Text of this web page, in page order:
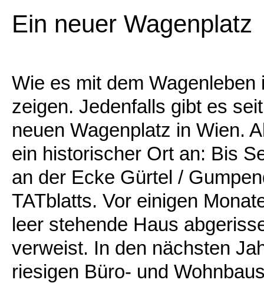
Ein neuer Wagenplatz
Wie es mit dem
zeigen. Jedenfalls gibt es
neuen Wagenplatz in Wien.
ein historischer Ort an: Bis
an der Ecke Gürtel /
TATblatts. Vor einigen
leer stehende Haus
verweist. In den nächsten
riesigen Büro- und